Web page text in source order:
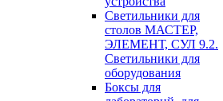
Светильники для
столов МАСТЕР,
ЭЛЕМЕНТ, СУЛ 9.2.
Светильники для
оборудования
Боксы для